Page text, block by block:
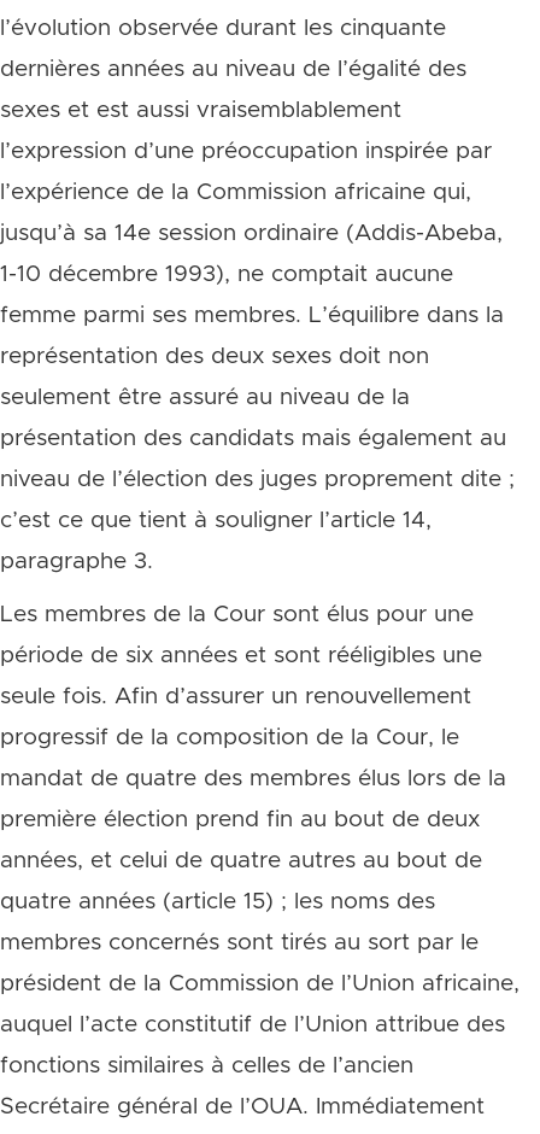
l’évolution observée durant les cinquante
dernières années au niveau de l’égalité des
sexes et est aussi vraisemblablement
l’expression d’une préoccupation inspirée par
l’expérience de la Commission africaine qui,
jusqu’à sa 14e session ordinaire (Addis-Abeba,
1-10 décembre 1993), ne comptait aucune
femme parmi ses membres. L’équilibre dans la
représentation des deux sexes doit non
seulement être assuré au niveau de la
présentation des candidats mais également au
niveau de l’élection des juges proprement dite ;
c’est ce que tient à souligner l’article 14,
paragraphe 3.
Les membres de la Cour sont élus pour une
période de six années et sont rééligibles une
seule fois. Afin d’assurer un renouvellement
progressif de la composition de la Cour, le
mandat de quatre des membres élus lors de la
première élection prend fin au bout de deux
années, et celui de quatre autres au bout de
quatre années (article 15) ; les noms des
membres concernés sont tirés au sort par le
président de la Commission de l’Union africaine,
auquel l’acte constitutif de l’Union attribue des
fonctions similaires à celles de l’ancien
Secrétaire général de l’OUA. Immédiatement